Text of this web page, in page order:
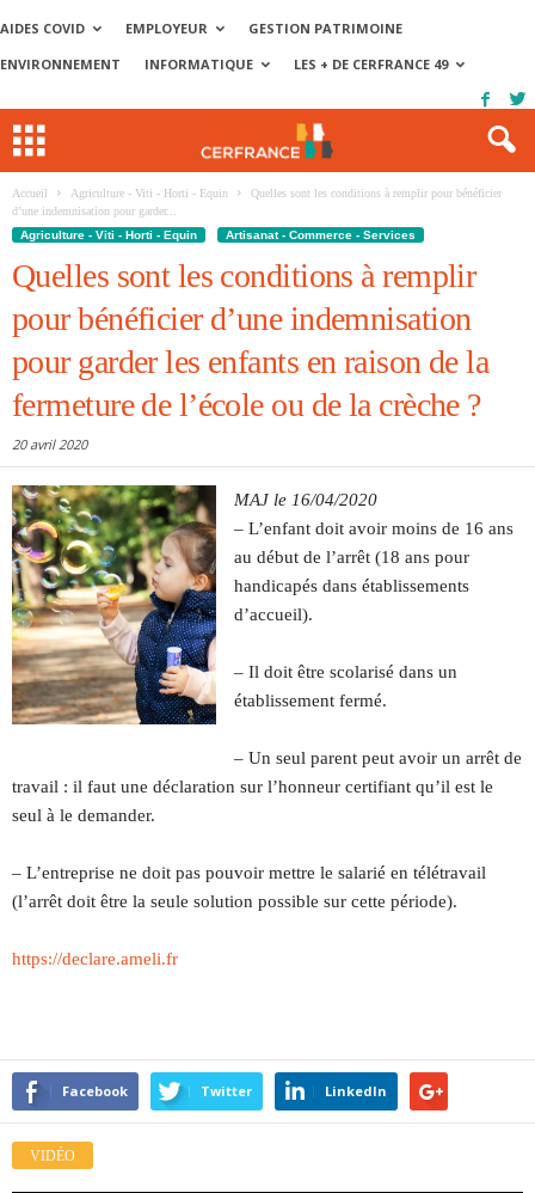
AIDES COVID EMPLOYEUR
GESTION PATRIMOINE
ENVIRONNEMENT
INFORMATIQUE LES + DE CERFRANCE 49
Accueil Agriculture - Viti - Horti - Equin
Quelles sont les conditions à remplir pour bénéficier
d’une indemnisation pour garder...
Agriculture - Viti - Horti - Equin
Artisanat - Commerce - Services
Quelles sont les conditions à remplir
pour bénéficier d’une indemnisation
pour garder les enfants en raison de la
fermeture de l’école ou de la crèche ?
20 avril 2020
MAJ le 16/04/2020
– L’enfant doit avoir moins de 16 ans
au début de l’arrêt (18 ans pour
handicapés dans établissements
d’accueil).
– Il doit être scolarisé dans un
établissement fermé.
– Un seul parent peut avoir un arrêt de
travail : il faut une déclaration sur l’honneur certifiant qu’il est le
seul à le demander.
– L’entreprise ne doit pas pouvoir mettre le salarié en télétravail
(l’arrêt doit être la seule solution possible sur cette période).
https://declare.ameli.fr
Facebook Twitter LinkedIn
VIDÉO